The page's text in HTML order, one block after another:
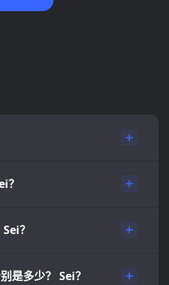
？
？
是多少？ Sei？